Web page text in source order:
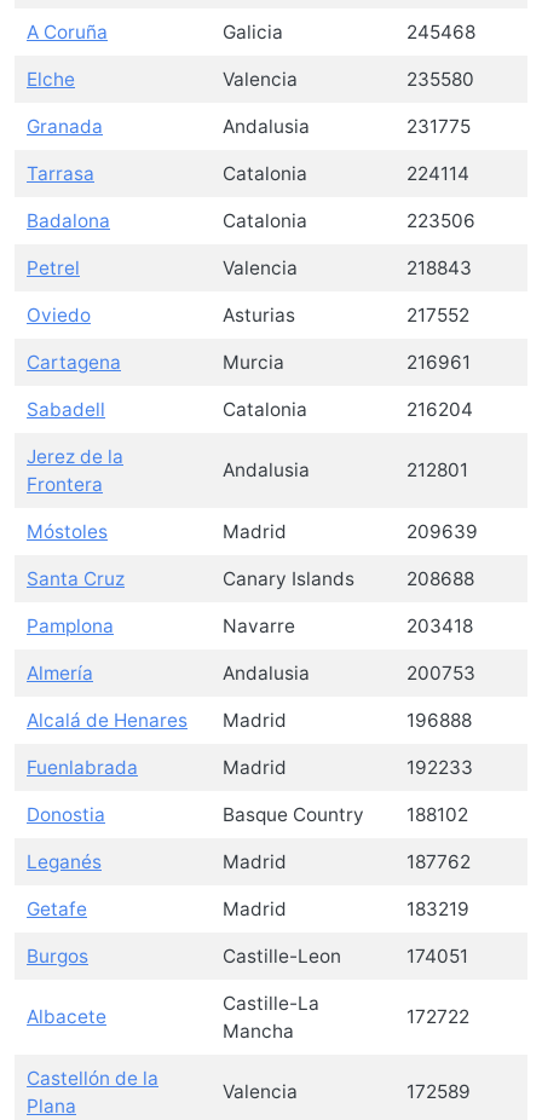
A Coruña Galicia 245468
Elche Valencia 235580
Granada Andalusia 231775
Tarrasa Catalonia 224114
Badalona Catalonia 223506
Petrel Valencia 218843
Oviedo Asturias 217552
Cartagena Murcia 216961
Sabadell Catalonia 216204
Jerez de la
Frontera
Andalusia 212801
Móstoles Madrid 209639
Santa Cruz Canary Islands 208688
Pamplona Navarre 203418
Almería Andalusia 200753
Alcalá de Henares Madrid 196888
Fuenlabrada Madrid 192233
Donostia Basque Country 188102
Leganés Madrid 187762
Getafe Madrid 183219
Burgos Castille-Leon 174051
Albacete
Castille-La
Mancha
172722
Castellón de la
Plana
Valencia 172589